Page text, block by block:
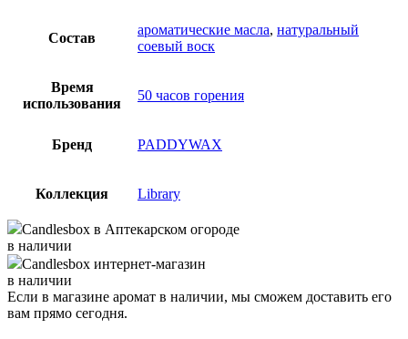
Состав
ароматические масла, натуральный
соевый воск
Время
использования
50 часов горения
Бренд PADDYWAX
Коллекция Library
Candlesbox в Аптекарском огороде
в наличии
Candlesbox интернет-магазин
в наличии
Если в магазине аромат в наличии, мы сможем доставить его
вам прямо сегодня.